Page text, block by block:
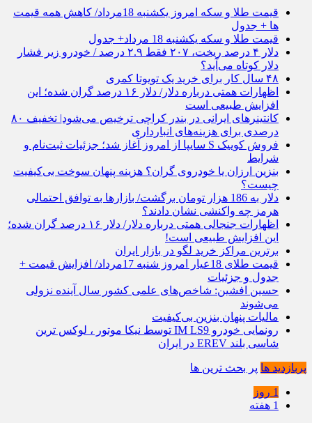
قیمت طلا و سکه امروز یکشنبه 18مرداد/ کاهش همه قیمت
ها + جدول
قیمت طلا و سکه یکشنبه 18 مرداد+ جدول
دلار ۴ درصد ریخت، ۲۰۷ فقط ۲.۹ درصد / خودرو زیر فشار
دلار کوتاه می‌آید؟
۴۸ سال کار برای خرید یک تویوتا کمری
اظهارات همتی درباره دلار/ دلار ۱۶ درصد گران شده؛ این
افزایش طبیعی است
کانتینرهای ایرانی در بندر کراچی ترخیص می‌شود| تخفیف ۸۰
درصدی برای هزینه‌های انبارداری
فروش کوییک S سایپا از امروز آغاز شد؛ جزئیات ثبت‌نام و
شرایط
بنزین ارزان یا خودروی گران؟ هزینه پنهان سوخت بی‌کیفیت
چیست؟
دلار به 186 هزار تومان برگشت/ بازارها به توافق احتمالی
هرمز چه واکنشی نشان دادند؟
اظهارات جنجالی همتی درباره دلار/ دلار ۱۶ درصد گران شده؛
این افزایش طبیعی است!
برترین مراکز خرید لگو در بازار ایران
قیمت طلای 18عیار امروز شنبه 17مرداد/ افزایش قیمت +
جدول و جزئیات
حسین افشین: شاخص‌های علمی کشور سال آینده نزولی
می‌شوند
مالیات پنهان بنزین بی‌کیفیت
رونمایی خودرو IM LS9 توسط نیکا موتور ، لوکس ترین
شاسی بلند EREV در ایران
پربازدید ها پر بحث ترین ها
1 روز
1 هفته